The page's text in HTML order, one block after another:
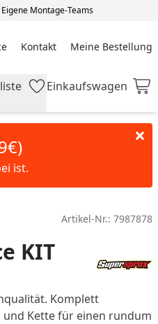
Eigene Montage-Teams
Kontakt Meine Bestellung
Meine Bestellung
Einkaufswagen
Einkaufswagen
ist.
Artikel-Nr.: 7987878
KIT
Komplett
Kette für einen rundum